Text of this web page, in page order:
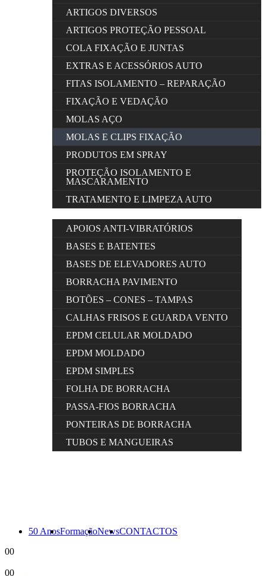
ARTIGOS DIVERSOS
ARTIGOS PROTEÇÃO PESSOAL
COLA FIXAÇÃO E JUNTAS
EXTRAS E ACESSÓRIOS AUTO
FITAS ISOLAMENTO – REPARAÇÃO
FIXAÇÃO E VEDAÇÃO
MOLAS AÇO
MOLAS E CLIPS FIXAÇÃO
PRODUTOS EM SPRAY
PROTEÇÃO ISOLAMENTO E
MASCARAMENTO
TRATAMENTO E LIMPEZA AUTO
APOIOS ANTI-VIBRATÓRIOS
BASES E BATENTES
BASES DE ELEVADORES AUTO
BORRACHA PAVIMENTO
BOTÕES – CONES – TAMPAS
CALHAS FRISOS E GUARDA VENTO
EPDM CELULAR MOLDADO
EPDM MOLDADO
EPDM SIMPLES
FOLHA DE BORRACHA
PASSA-FIOS BORRACHA
PONTEIRAS DE BORRACHA
TUBOS E MANGUEIRAS
50 AnosFormaçãoNewsCONTACTOS
00
00